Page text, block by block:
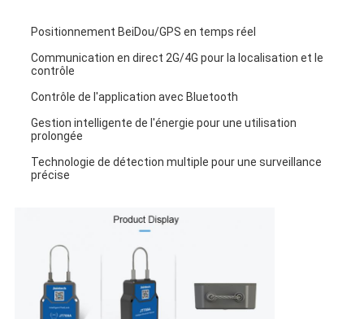
Positionnement BeiDou/GPS en temps réel
Communication en direct 2G/4G pour la localisation et le
contrôle
Contrôle de l'application avec Bluetooth
Gestion intelligente de l'énergie pour une utilisation
prolongée
Technologie de détection multiple pour une surveillance
précise